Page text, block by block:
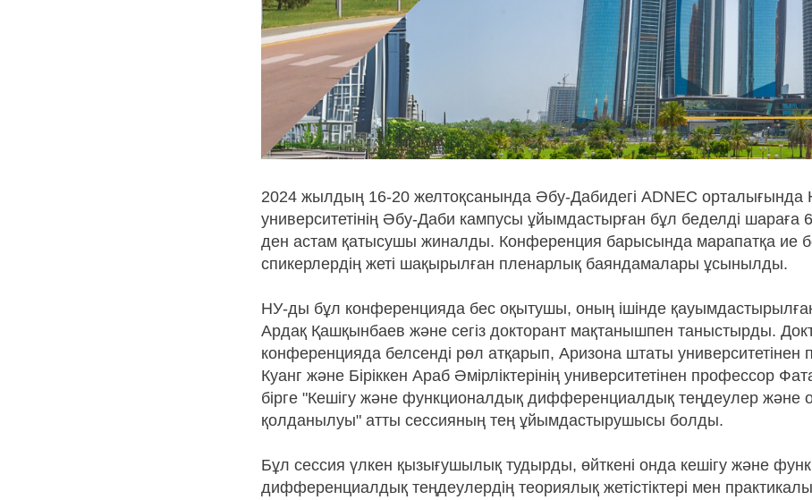
2024 жылдың 16-20 желтоқсанында Әбу-Дабидегі ADNEC
университетінің Әбу-Даби кампусы ұйымдастырған бұл беделді шараға
ден астам қатысушы жиналды. Конференция барысында марапатқа ие
спикерлердің жеті шақырылған пленарлық баяндамалары ұсынылды.
НУ-ды бұл конференцияда бес оқытушы, оның ішінде
Ардақ Қашқынбаев және сегіз докторант мақтанышпен таныстырды.
конференцияда белсенді рөл атқарып, Аризона штаты университетінен
Куанг және Біріккен Араб Әмірліктерінің университетінен профессор
бірге "Кешігу және функционалдық дифференциалдық теңдеулер және
қолданылуы" атты сессияның тең ұйымдастырушысы болды.
Бұл сессия үлкен қызығушылық тудырды, өйткені онда кешігу және
дифференциалдық теңдеулердің теориялық жетістіктері мен